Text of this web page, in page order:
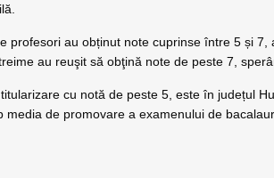
profesori au obținut note cuprinse între 5 și
au reuşit să obţină note de peste 7,
cu notă de peste 5, este în județul
de promovare a examenului de